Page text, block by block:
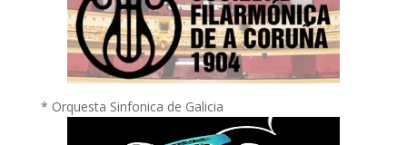
* Orquesta Sinfonica de Galicia